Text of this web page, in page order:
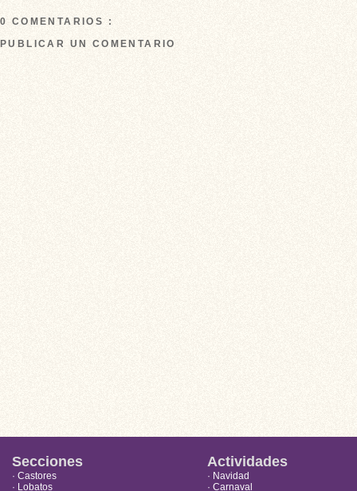
0 COMENTARIOS :
PUBLICAR UN COMENTARIO
Secciones
· Castores
· Lobatos
Actividades
· Navidad
· Carnaval